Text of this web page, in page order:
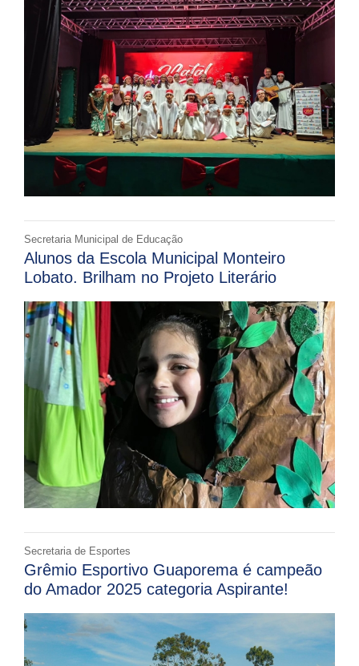
Secretaria Municipal de Educação
Alunos da Escola Municipal Monteiro
Lobato. Brilham no Projeto Literário
Secretaria de Esportes
Grêmio Esportivo Guaporema é campeão
do Amador 2025 categoria Aspirante!